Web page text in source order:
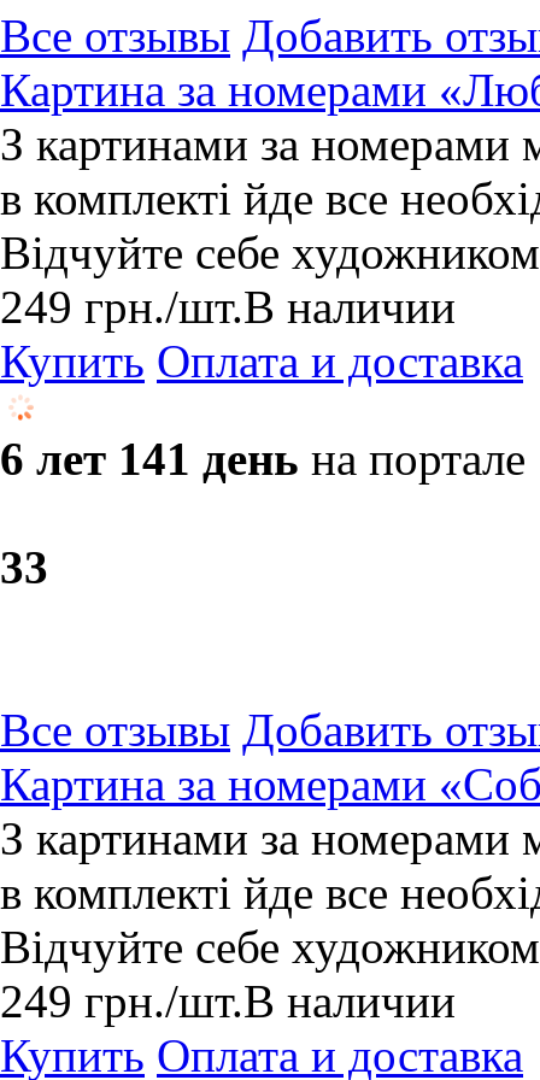
Все отзывы Добавить
Картина за номерами
З картинами за номерами
в комплекті йде все
Відчуйте себе
249 грн./шт.В наличии
Купить Оплата и доставка
6 лет 141 день на портале
33
Все отзывы Добавить
Картина за номерами
З картинами за номерами
в комплекті йде все
Відчуйте себе
249 грн./шт.В наличии
Купить Оплата и доставка